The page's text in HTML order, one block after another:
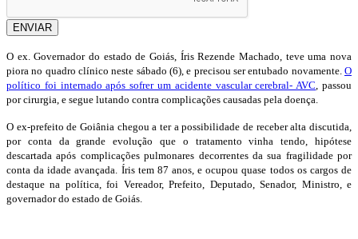
ENVIAR
O ex. Governador do estado de Goiás, Íris Rezende Machado, teve uma nova
piora no quadro clínico neste sábado (6), e precisou ser entubado novamente. O
político foi internado após sofrer um acidente vascular cerebral- AVC, passou
por cirurgia, e segue lutando contra complicações causadas pela doença.
O ex-prefeito de Goiânia chegou a ter a possibilidade de receber alta discutida,
por conta da grande evolução que o tratamento vinha tendo, hipótese
descartada após complicações pulmonares decorrentes da sua fragilidade por
conta da idade avançada. Íris tem 87 anos, e ocupou quase todos os cargos de
destaque na política, foi Vereador, Prefeito, Deputado, Senador, Ministro, e
governador do estado de Goiás.